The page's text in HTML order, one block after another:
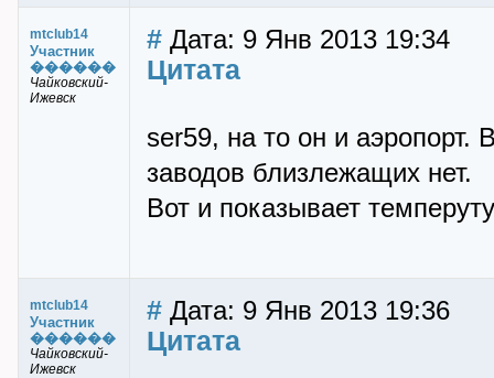
mtclub14
Участник
������
Чайковский-
Ижевск
# Дата: 9 Янв 2013 19:34
Цитата
ser59, на то он и аэропорт.
заводов близлежащих нет.
Вот и показывает
mtclub14
Участник
������
Чайковский-
Ижевск
# Дата: 9 Янв 2013 19:36
Цитата